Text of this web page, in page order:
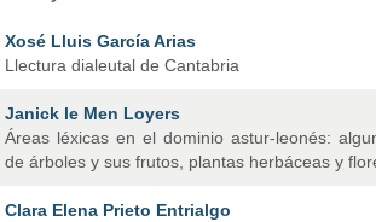
Xosé Lluis García Arias
Llectura dialeutal de Cantabria
Janick le Men Loyers
Áreas léxicas en el dominio astur-leonés:
de árboles y sus frutos, plantas herbáceas y
Clara Elena Prieto Entrialgo